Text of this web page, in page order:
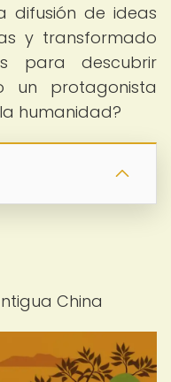
difusión de ideas
y transformado
para descubrir
protagonista
humanidad?
China